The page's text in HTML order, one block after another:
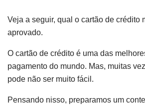
Veja a seguir, qual o cartão de crédito
aprovado.
O cartão de crédito é uma das
pagamento do mundo. Mas, muitas
pode não ser muito fácil.
Pensando nisso, preparamos um